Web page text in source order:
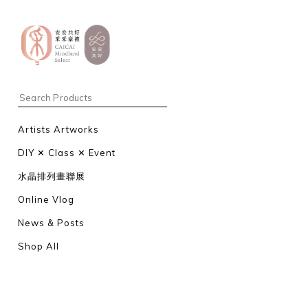
Artists Artworks
DIY ✕ Class ✕ Event
水晶排列畫聯展
Online Vlog
News & Posts
Shop All